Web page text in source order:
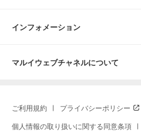
インフォメーション
マルイウェブチャネルについて
ご利用規約 プライバシーポリシー
個人情報の取り扱いに関する同意条項